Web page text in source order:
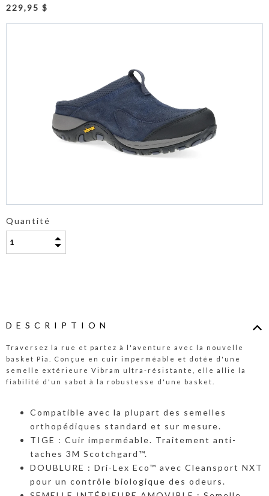
229,95 $
Quantité
DESCRIPTION
Traversez la rue et partez à l'aventure avec la nouvelle
basket Pia. Conçue en cuir imperméable et dotée d'une
semelle extérieure Vibram ultra-résistante, elle allie la
fiabilité d'un sabot à la robustesse d'une basket.
Compatible avec la plupart des semelles
orthopédiques standard et sur mesure.
TIGE : Cuir imperméable. Traitement anti-
taches 3M Scotchgard™.
DOUBLURE : Dri-Lex Eco™ avec Cleansport NXT
pour un contrôle biologique des odeurs.